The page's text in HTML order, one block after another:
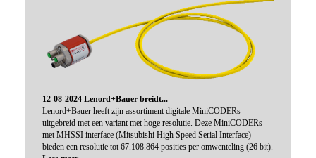
12-08-2024 Lenord+Bauer breidt...
Lenord+Bauer heeft zijn assortiment digitale MiniCODERs
uitgebreid met een variant met hoge resolutie. Deze MiniCODERs
met MHSSI interface (Mitsubishi High Speed Serial Interface)
bieden een resolutie tot 67.108.864 posities per omwenteling (26 bit).